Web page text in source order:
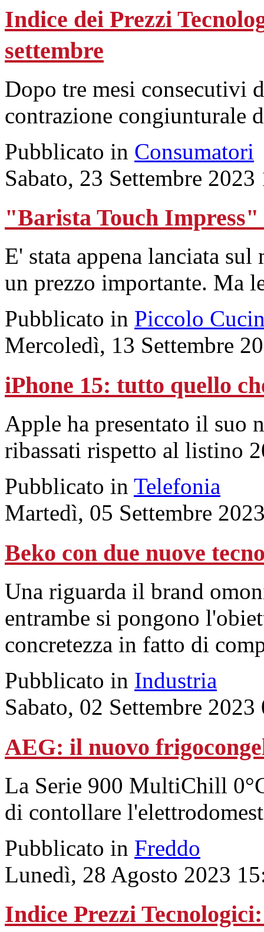
Indice dei Prezzi
settembre
Dopo tre mesi consecutivi
contrazione congiunturale
Pubblicato in Consumatori
Sabato, 23 Settembre 2023
"Barista Touch
E' stata appena lanciata sul
un prezzo importante. Ma
Pubblicato in Piccolo
Mercoledì, 13 Settembre
iPhone 15: tutto quello
Apple ha presentato il suo
ribassati rispetto al listino
Pubblicato in Telefonia
Martedì, 05 Settembre
Beko con due nuove
Una riguarda il brand
entrambe si pongono
concretezza in fatto di
Pubblicato in Industria
Sabato, 02 Settembre 2023
AEG: il nuovo
La Serie 900 MultiChill
di contollare
Pubblicato in Freddo
Lunedì, 28 Agosto 2023
Indice Prezzi